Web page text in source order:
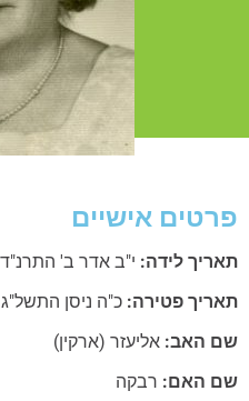
אישיים
לידה:י"ב אדר ב' התרנ"ד
פטירה:כ"ה ניסן התשל"ג
האב:אליעזר (ארקין)
האם:רבקה